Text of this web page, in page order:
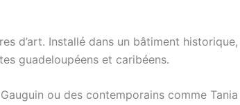
d’art. Installé dans un bâtiment
guadeloupéens et caribéens.
ou des contemporains comme